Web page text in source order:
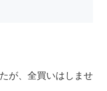
が、全買いはしませ